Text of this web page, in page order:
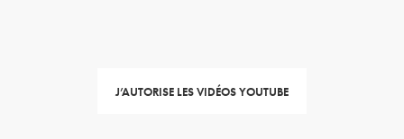
J’AUTORISE LES VIDÉOS YOUTUBE